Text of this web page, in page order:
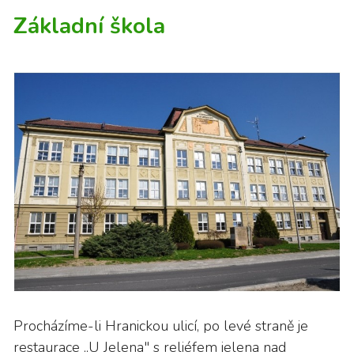
Základní škola
Procházíme-li Hranickou ulicí, po levé straně je
restaurace „U Jelena" s reliéfem jelena nad